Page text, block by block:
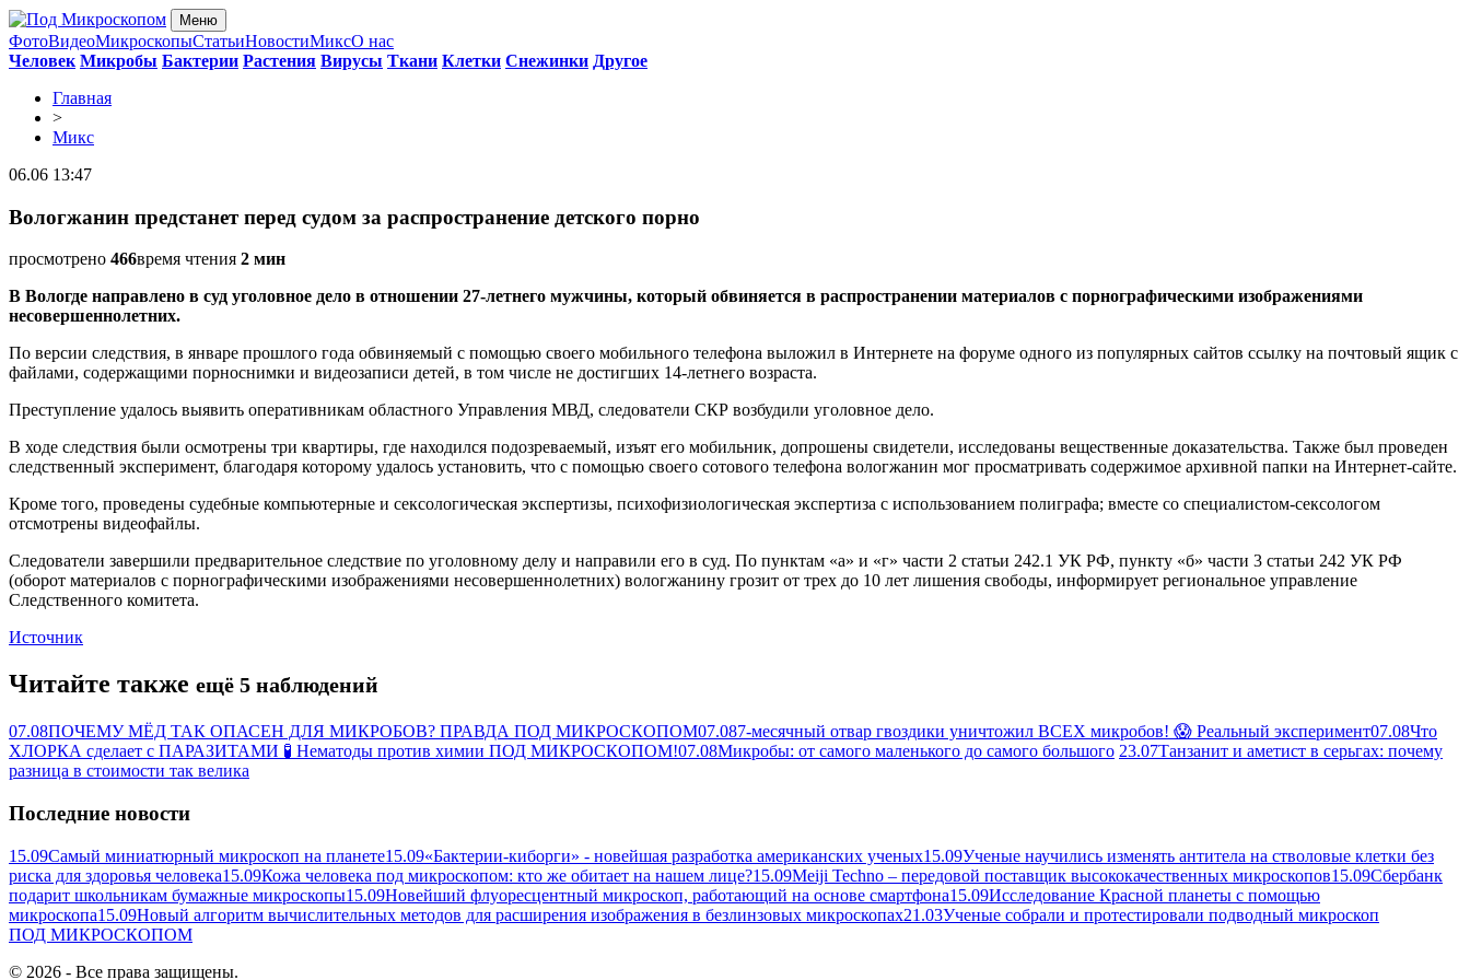
Меню
ФотоВидеоМикроскопыСтатьиНовостиМиксО нас
Человек Микробы Бактерии Растения Вирусы Ткани Клетки Снежинки Другое
Главная
>
Микс
06.06 13:47
Вологжанин предстанет перед судом за распространение детского порно
просмотрено 466время чтения 2 мин
В Вологде направлено в суд уголовное дело в отношении 27-летнего мужчины, который обвиняется в распространении материалов с порнографическими изображениями
несовершеннолетних.
По версии следствия, в январе прошлого года обвиняемый с помощью своего мобильного телефона выложил в Интернете на форуме одного из популярных сайтов ссылку на почтовый ящик с
файлами, содержащими порноснимки и видеозаписи детей, в том числе не достигших 14-летнего возраста.
Преступление удалось выявить оперативникам областного Управления МВД, следователи СКР возбудили уголовное дело.
В ходе следствия были осмотрены три квартиры, где находился подозреваемый, изъят его мобильник, допрошены свидетели, исследованы вещественные доказательства. Также был проведен
следственный эксперимент, благодаря которому удалось установить, что с помощью своего сотового телефона вологжанин мог просматривать содержимое архивной папки на Интернет-сайте.
Кроме того, проведены судебные компьютерные и сексологическая экспертизы, психофизиологическая экспертиза с использованием полиграфа; вместе со специалистом-сексологом
отсмотрены видеофайлы.
Следователи завершили предварительное следствие по уголовному делу и направили его в суд. По пунктам «а» и «г» части 2 статьи 242.1 УК РФ, пункту «б» части 3 статьи 242 УК РФ
(оборот материалов с порнографическими изображениями несовершеннолетних) вологжанину грозит от трех до 10 лет лишения свободы, информирует региональное управление
Следственного комитета.
Источник
Читайте также ещё 5 наблюдений
07.08ПОЧЕМУ МЁД ТАК ОПАСЕН ДЛЯ МИКРОБОВ? ПРАВДА ПОД МИКРОСКОПОМ07.087-месячный отвар гвоздики уничтожил ВСЕХ микробов! 😱 Реальный эксперимент07.08Что
ХЛОРКА сделает с ПАРАЗИТАМИ 🧪 Нематоды против химии ПОД МИКРОСКОПОМ!07.08Микробы: от самого маленького до самого большого 23.07Танзанит и аметист в серьгах: почему
разница в стоимости так велика
Последние новости
15.09Самый миниатюрный микроскоп на планете15.09«Бактерии-киборги» - новейшая разработка американских ученых15.09Ученые научились изменять антитела на стволовые клетки без
риска для здоровья человека15.09Кожа человека под микроскопом: кто же обитает на нашем лице?15.09Meiji Techno – передовой поставщик высококачественных микроскопов15.09Сбербанк
подарит школьникам бумажные микроскопы15.09Новейший флуоресцентный микроскоп, работающий на основе смартфона15.09Исследование Красной планеты с помощью
микроскопа15.09Новый алгоритм вычислительных методов для расширения изображения в безлинзовых микроскопах21.03Ученые собрали и протестировали подводный микроскоп
ПОД МИКРОСКОПОМ
© 2026 - Все права защищены.